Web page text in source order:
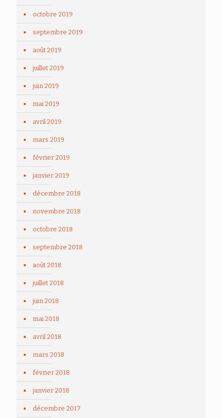
octobre 2019
septembre 2019
août 2019
juillet 2019
juin 2019
mai 2019
avril 2019
mars 2019
février 2019
janvier 2019
décembre 2018
novembre 2018
octobre 2018
septembre 2018
août 2018
juillet 2018
juin 2018
mai 2018
avril 2018
mars 2018
février 2018
janvier 2018
décembre 2017